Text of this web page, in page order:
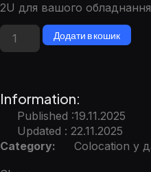
2U для вашого
Додати в кошик
Information:
Published :19.11.2025
Updated : 22.11.2025
Category:
Colocation у